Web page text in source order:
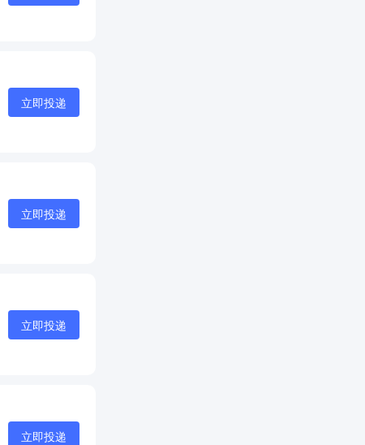
立即投递
立即投递
立即投递
立即投递